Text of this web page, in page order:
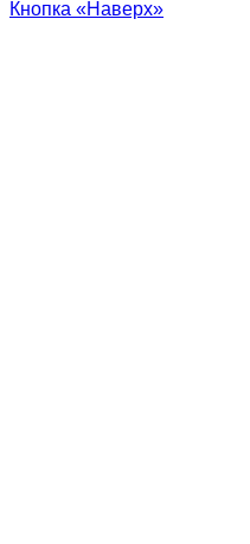
Кнопка «Наверх»